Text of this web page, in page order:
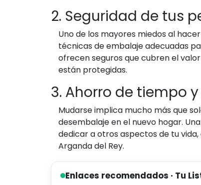
2. Seguridad de tus
Uno de los mayores miedos al
técnicas de embalaje adecuadas
ofrecen seguros que cubren el
están protegidas.
3. Ahorro de tiempo
Mudarse implica mucho más que
desembalaje en el nuevo hogar.
dedicar a otros aspectos de tu
Arganda del Rey.
Enlaces recomendados · Tu